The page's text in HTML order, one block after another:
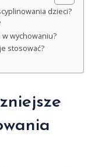
dzieci?
wychowaniu?
stosować?